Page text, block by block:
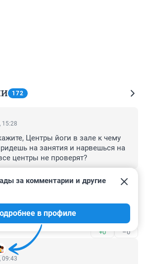
172
15:28
Центры йоги в зале к чему
на занятия и нарвешься на
центры не проверят?
–0
пройдут и в
+0 –0
за комментарии и другие
в профиле
09:43